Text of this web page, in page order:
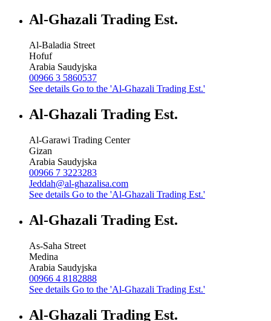
Al-Ghazali Trading Est.
Al-Baladia Street
Hofuf
Arabia Saudyjska
00966 3 5860537
See details Go to the 'Al-Ghazali Trading Est.'
Al-Ghazali Trading Est.
Al-Garawi Trading Center
Gizan
Arabia Saudyjska
00966 7 3223283
Jeddah@al-ghazalisa.com
See details Go to the 'Al-Ghazali Trading Est.'
Al-Ghazali Trading Est.
As-Saha Street
Medina
Arabia Saudyjska
00966 4 8182888
See details Go to the 'Al-Ghazali Trading Est.'
Al-Ghazali Trading Est.